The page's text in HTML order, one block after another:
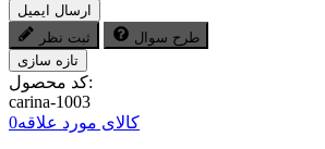
ارسال ایمیل
ثبت نظر
طرح سوال
کد محصول:
carina-1003
کالای مورد علاقه0